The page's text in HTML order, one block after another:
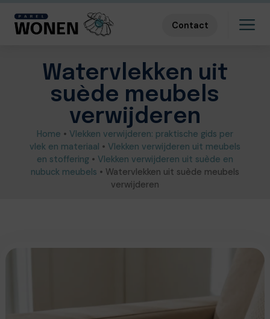
Contact
Watervlekken uit
suède meubels
verwijderen
Home • Vlekken verwijderen: praktische gids per
vlek en materiaal • Vlekken verwijderen uit meubels
en stoffering• Vlekken verwijderen uit suède en
nubuck meubels • Watervlekken uit suède meubels
verwijderen